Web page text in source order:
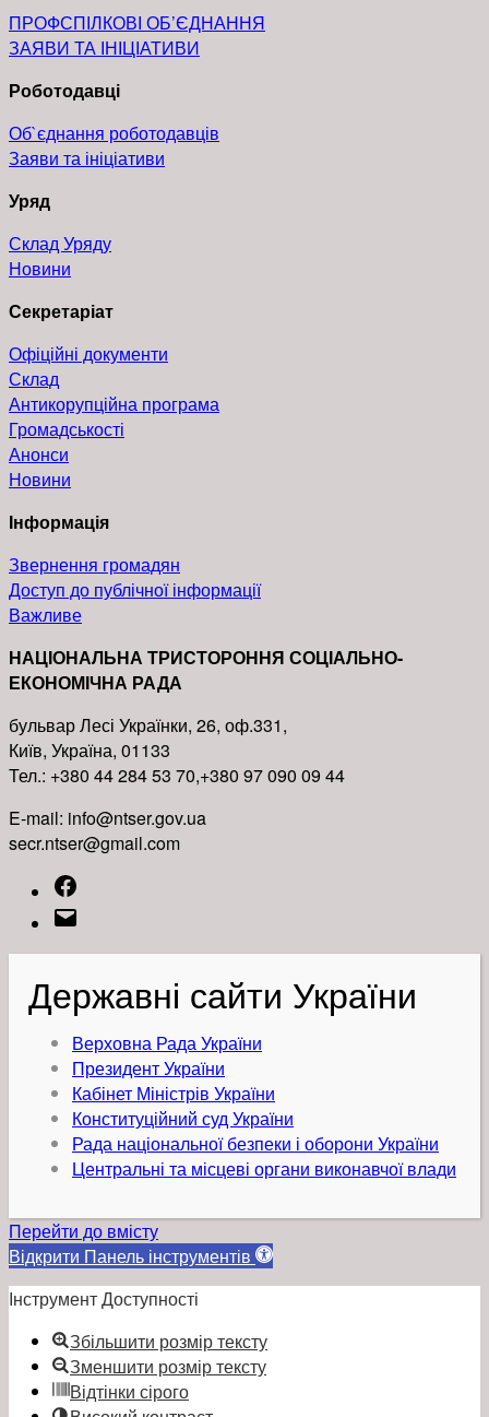
ПРОФСПІЛКОВІ ОБ’ЄДНАННЯ
ЗАЯВИ ТА ІНІЦІАТИВИ
Роботодавці
Об`єднання роботодавців
Заяви та ініціативи
Уряд
Склад Уряду
Новини
Секретаріат
Офіційні документи
Склад
Антикорупційна програма
Громадськості
Анонси
Новини
Інформація
Звернення громадян
Доступ до публічної інформації
Важливе
НАЦІОНАЛЬНА ТРИСТОРОННЯ СОЦІАЛЬНО-
ЕКОНОМІЧНА РАДА
бульвар Лесі Українки, 26, оф.331,
Київ, Україна, 01133
Тел.: +380 44 284 53 70,+380 97 090 09 44
E-mail: info@ntser.gov.ua
secr.ntser@gmail.com
Державні сайти України
Верховна Рада України
Президент України
Кабінет Міністрів України
Конституційний суд України
Рада національної безпеки і оборони України
Центральні та місцеві органи виконавчої влади
Перейти до вмісту
Відкрити Панель інструментів
Інструмент Доступності
Збільшити розмір тексту
Зменшити розмір тексту
Відтінки сірого